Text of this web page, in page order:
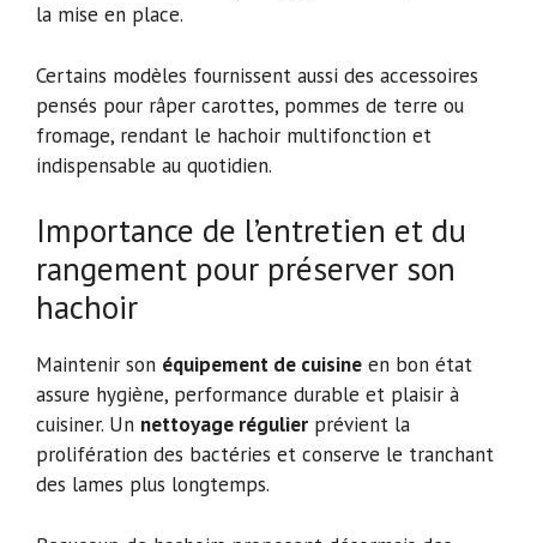
la mise en place.
Certains modèles fournissent aussi des accessoires
pensés pour râper carottes, pommes de terre ou
fromage, rendant le hachoir multifonction et
indispensable au quotidien.
Importance de l’entretien et du
rangement pour préserver son
hachoir
Maintenir son équipement de cuisine en bon état
assure hygiène, performance durable et plaisir à
cuisiner. Un nettoyage régulier prévient la
prolifération des bactéries et conserve le tranchant
des lames plus longtemps.